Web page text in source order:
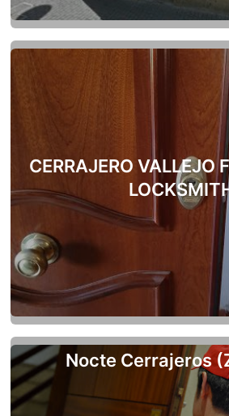
CERRAJERO VALLEJO
Nocte Cerrajeros